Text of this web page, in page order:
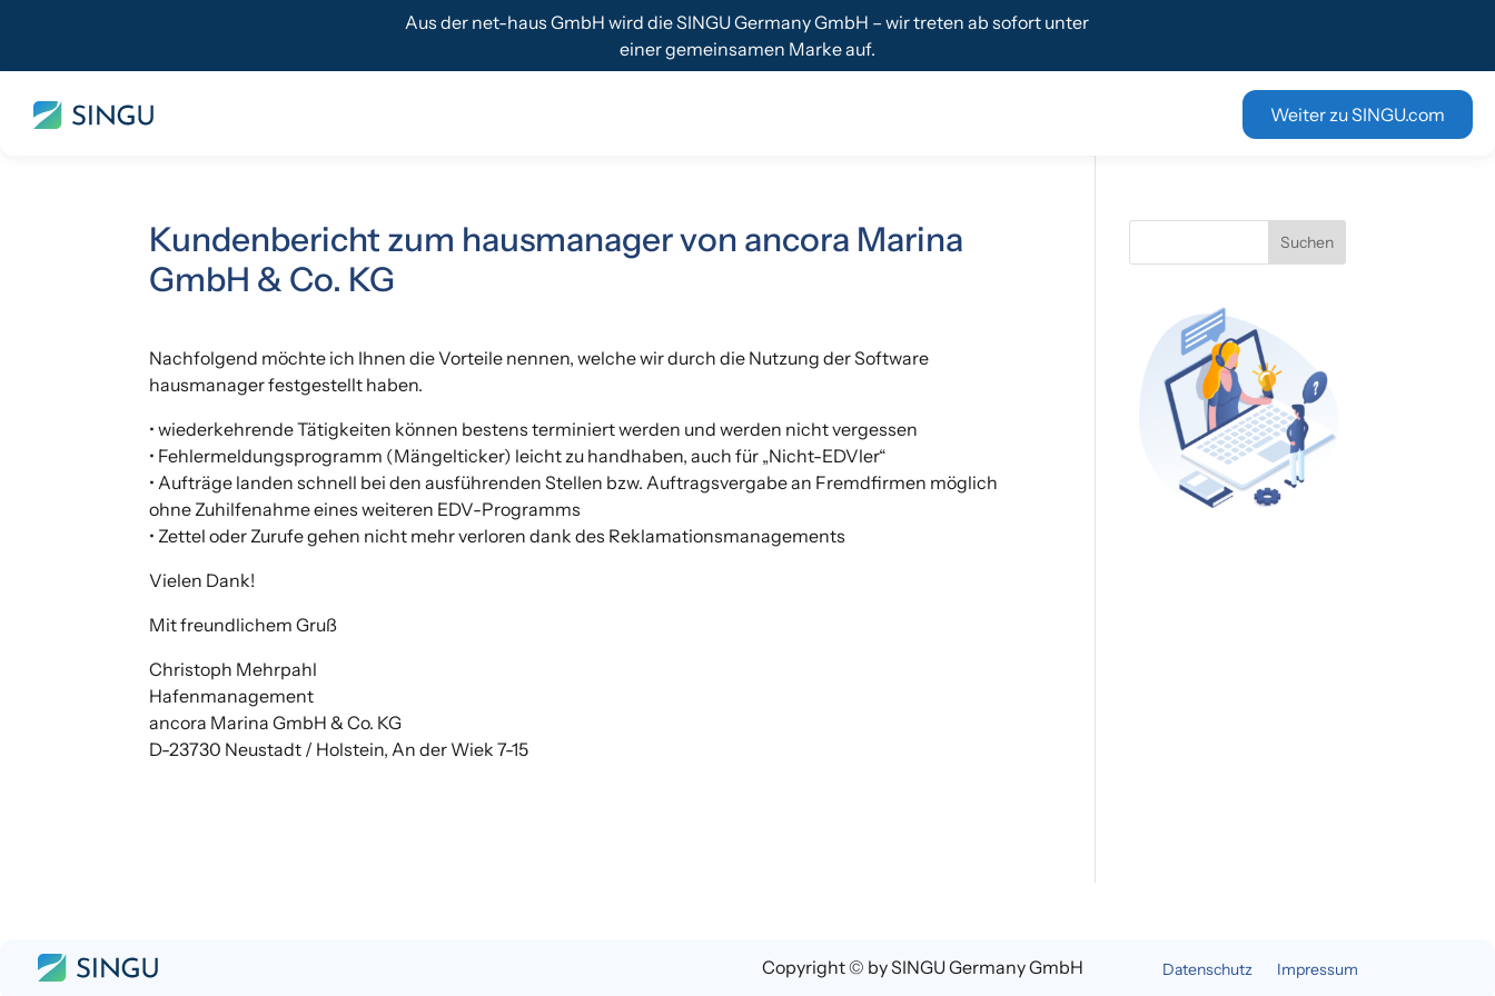
Aus der net-haus GmbH wird die SINGU Germany GmbH – wir treten ab sofort unter
einer gemeinsamen Marke auf.
Weiter zu SINGU.com
Kundenbericht zum hausmanager von ancora Marina
GmbH & Co. KG
Nachfolgend möchte ich Ihnen die Vorteile nennen, welche wir durch die Nutzung der Software
hausmanager festgestellt haben.
• wiederkehrende Tätigkeiten können bestens terminiert werden und werden nicht vergessen
• Fehlermeldungsprogramm (Mängelticker) leicht zu handhaben, auch für „Nicht-EDVler“
• Aufträge landen schnell bei den ausführenden Stellen bzw. Auftragsvergabe an Fremdfirmen möglich
ohne Zuhilfenahme eines weiteren EDV-Programms
• Zettel oder Zurufe gehen nicht mehr verloren dank des Reklamationsmanagements
Vielen Dank!
Mit freundlichem Gruß
Christoph Mehrpahl
Hafenmanagement
ancora Marina GmbH & Co. KG
D-23730 Neustadt / Holstein, An der Wiek 7-15
Copyright © by SINGU Germany GmbH Datenschutz Impressum